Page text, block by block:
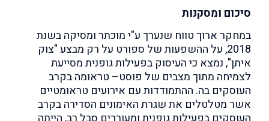
סיכום ומסקנות
במחקר ארוך טווח שנערך ע"י מוכתר ומסיקה בשנת
2018, על ההשפעות של ספורט על רק מבצע "צוק
איתן", נמצא כי העיסוק בפעילות גופנית מסייעת
לצמיחה מתוך מצבים של פוסט– טראומה בקרב
העוסקים בה. ההתמודדות עם אירועים טראומטיים
אשר מטלטלים את שגרת האימונים הסדירה בקרב